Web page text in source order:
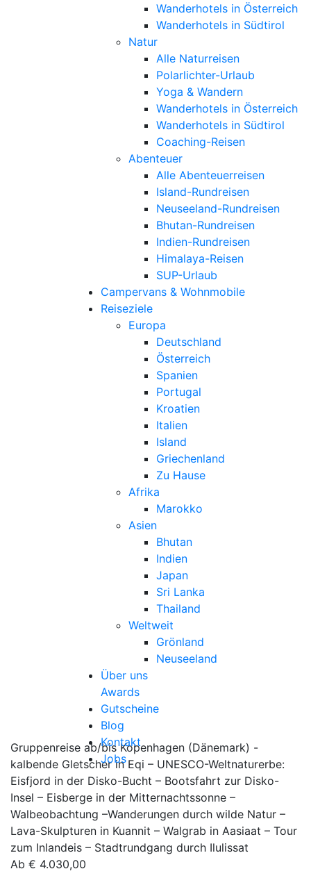
Wanderhotels in Österreich
Wanderhotels in Südtirol
Natur
Alle Naturreisen
Polarlichter-Urlaub
Yoga & Wandern
Wanderhotels in Österreich
Wanderhotels in Südtirol
Coaching-Reisen
Abenteuer
Alle Abenteuerreisen
Island-Rundreisen
Neuseeland-Rundreisen
Bhutan-Rundreisen
Indien-Rundreisen
Himalaya-Reisen
SUP-Urlaub
Campervans & Wohnmobile
Reiseziele
Europa
Deutschland
Österreich
Spanien
Portugal
Kroatien
Italien
Island
Griechenland
Zu Hause
Afrika
Marokko
Asien
Bhutan
Indien
Japan
Sri Lanka
Thailand
Weltweit
Grönland
Neuseeland
Über uns
Awards
Gutscheine
Blog
Kontakt
Jobs
Gruppenreise ab/bis Kopenhagen (Dänemark) -
kalbende Gletscher in Eqi – UNESCO-Weltnaturerbe:
Eisfjord in der Disko-Bucht – Bootsfahrt zur Disko-
Insel – Eisberge in der Mitternachtssonne –
Walbeobachtung –Wanderungen durch wilde Natur –
Lava-Skulpturen in Kuannit – Walgrab in Aasiaat – Tour
zum Inlandeis – Stadtrundgang durch Ilulissat
Ab € 4.030,00